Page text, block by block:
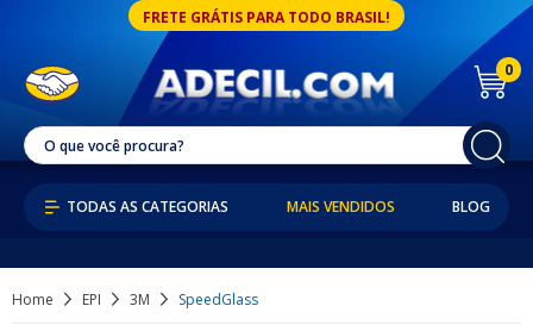
FRETE GRÁTIS PARA TODO BRASIL!
0
MAIS VENDIDOS BLOG
Home EPI 3M SpeedGlass